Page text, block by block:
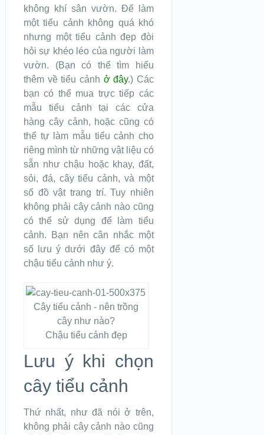
không khí sân vườn. Để làm
một tiểu cảnh không quá khó
nhưng một tiểu cảnh đẹp đòi
hỏi sự khéo léo của người làm
vườn. (Bạn có thể tìm hiểu
thêm về tiểu cảnh ở đây.) Các
bạn có thể mua trực tiếp các
mẫu tiểu cảnh tại các cửa
hàng cây cảnh, hoặc cũng có
thể tự làm mẫu tiểu cảnh cho
riêng mình từ những vật liệu có
sẵn như chậu hoặc khay, đất,
sỏi, đá, cây tiểu cảnh, và một
số đồ vật trang trí. Tuy nhiên
không phải cây cảnh nào cũng
có thể sử dụng để làm tiểu
cảnh. Bạn nên cân nhắc một
số lưu ý dưới đây để có một
chậu tiểu cảnh như ý.
Chậu tiểu cảnh đẹp
Lưu ý khi chọn
cây tiểu cảnh
Thứ nhất, như đã nói ở trên,
không phải cây cảnh nào cũng